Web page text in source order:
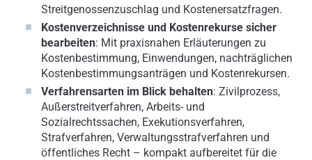
Streitgenossenzuschlag und Kostenersatzfragen.
Kostenverzeichnisse und Kostenrekurse sicher
bearbeiten: Mit praxisnahen Erläuterungen zu
Kostenbestimmung, Einwendungen, nachträglichen
Kostenbestimmungsanträgen und Kostenrekursen.
Verfahrensarten im Blick behalten: Zivilprozess,
Außerstreitverfahren, Arbeits- und
Sozialrechtssachen, Exekutionsverfahren,
Strafverfahren, Verwaltungsstrafverfahren und
öffentliches Recht – kompakt aufbereitet für die